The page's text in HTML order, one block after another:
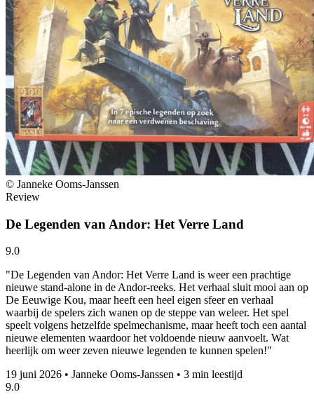
© Janneke Ooms-Janssen
Review
De Legenden van Andor: Het Verre Land
9.0
"De Legenden van Andor: Het Verre Land is weer een prachtige
nieuwe stand-alone in de Andor-reeks. Het verhaal sluit mooi aan op
De Eeuwige Kou, maar heeft een heel eigen sfeer en verhaal
waarbij de spelers zich wanen op de steppe van weleer. Het spel
speelt volgens hetzelfde spelmechanisme, maar heeft toch een aantal
nieuwe elementen waardoor het voldoende nieuw aanvoelt. Wat
heerlijk om weer zeven nieuwe legenden te kunnen spelen!"
19 juni 2026 • Janneke Ooms-Janssen • 3 min leestijd
9.0